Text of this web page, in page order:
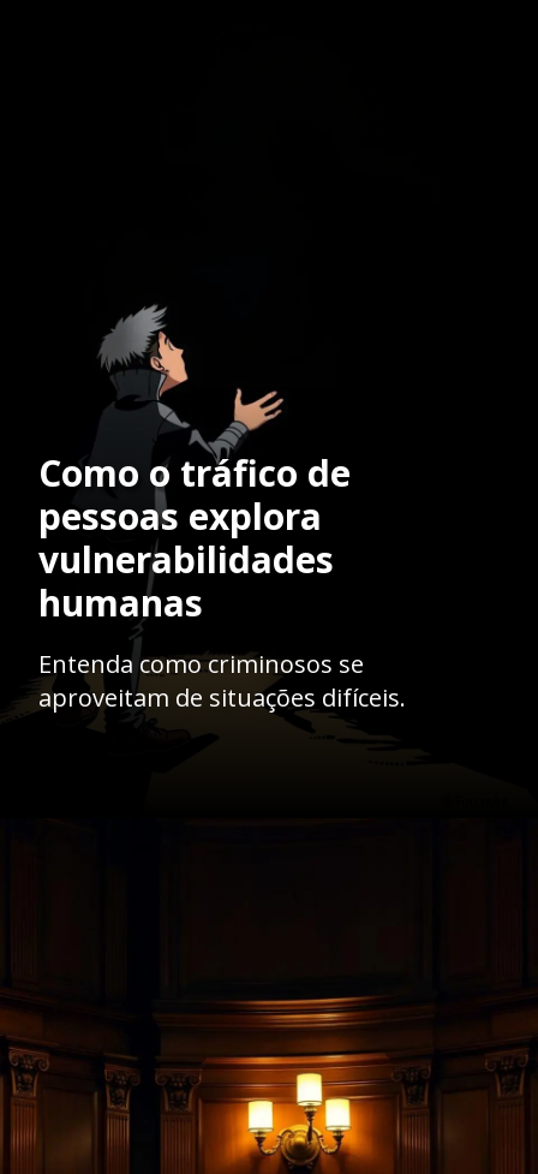
Como o tráfico de
pessoas explora
vulnerabilidades
humanas
Entenda como criminosos se
aproveitam de situações difíceis.